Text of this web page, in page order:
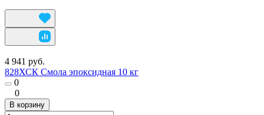
4 941 руб.
828ХСК Смола эпоксидная 10 кг
0
0
В корзину